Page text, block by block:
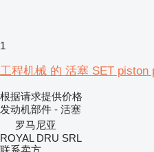
1
工程机械 的 活塞 SET piston
根据请求提供价格
发动机部件 - 活塞
罗马尼亚
ROYAL DRU SRL
联系卖方